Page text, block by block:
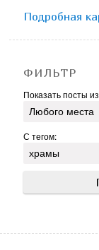
Подробная
ФИЛЬТР
Показать посты
С тегом: